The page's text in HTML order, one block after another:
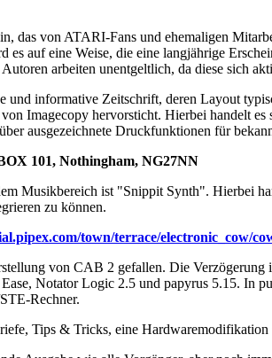
das von ATARI-Fans und ehemaligen
es auf eine Weise, die eine langjährige
arbeiten unentgeltlich, da diese sich
und informative Zeitschrift, deren Layout
Imagecopy hervorsticht. Hierbei handelt
ausgezeichnete Druckfunktionen für
101, Nothingham, NG27NN
Musikbereich ist "Snippit Synth". Hierbei
zu können.
town/terrace/electronic_cow/
von CAB 2 gefallen. Die Verzögerung
Notator Logic 2.5 und papyrus 5.15. In
Rechner.
Tips & Tricks, eine